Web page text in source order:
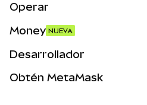
Operar
Activos del mundo real
Money NUEVA
Desarrollador
Obtén MetaMask